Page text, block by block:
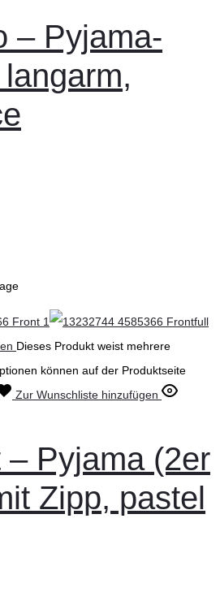
– Pyjama-
Dieses Produkt weist mehrere
können auf der Produktseite
Zur Wunschliste hinzufügen
– Pyjama (2er
Zipp, pastel